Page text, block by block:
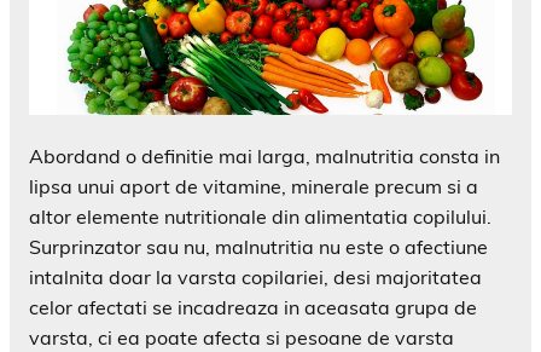
Abordand o definitie mai larga, malnutritia consta in
lipsa unui aport de vitamine, minerale precum si a
altor elemente nutritionale din alimentatia copilului.
Surprinzator sau nu, malnutritia nu este o afectiune
intalnita doar la varsta copilariei, desi majoritatea
celor afectati se incadreaza in aceasata grupa de
varsta, ci ea poate afecta si pesoane de varsta